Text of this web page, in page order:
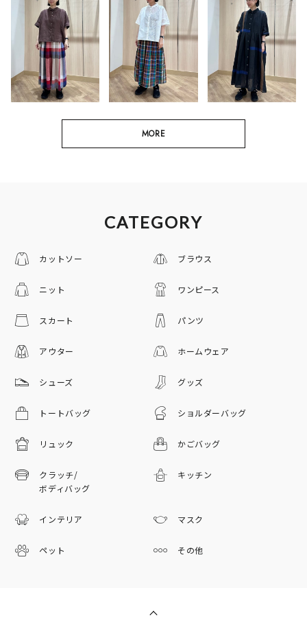
MORE
CATEGORY
カットソー ブラウス
ニット ワンピース
スカート パンツ
アウター ホームウェア
シューズ グッズ
トートバッグ ショルダーバッグ
リュック かごバッグ
クラッチ/
ボディバッグ
キッチン
インテリア マスク
ペット その他